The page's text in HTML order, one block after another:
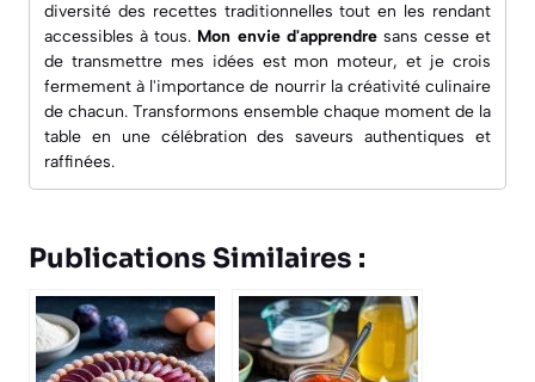
diversité des recettes traditionnelles tout en les rendant
accessibles à tous. Mon envie d'apprendresans cesse et
de transmettre mes idées est mon moteur, et je crois
fermement à l'importance de nourrir la créativité culinaire
de chacun. Transformons ensemble chaque moment de la
table en une célébration des saveurs authentiques et
raffinées.
Publications Similaires :